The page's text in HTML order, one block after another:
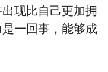
现比自己更加拥
一回事，能够成